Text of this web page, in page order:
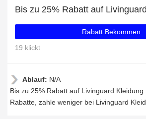
Rabatt Bekommen
19 klickt
Ablauf: N/A
Bis zu 25% Rabatt auf Livinguard Kleidung
Rabatte, zahle weniger bei Livinguard